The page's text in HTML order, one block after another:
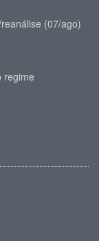
(07/ago)
regime